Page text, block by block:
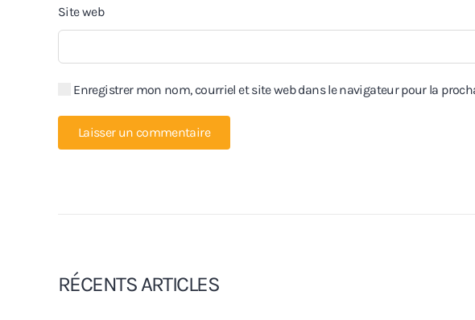
Site web
Enregistrer mon nom, courriel et site web dans le navigateur pour la
Laisser un commentaire
RÉCENTS ARTICLES